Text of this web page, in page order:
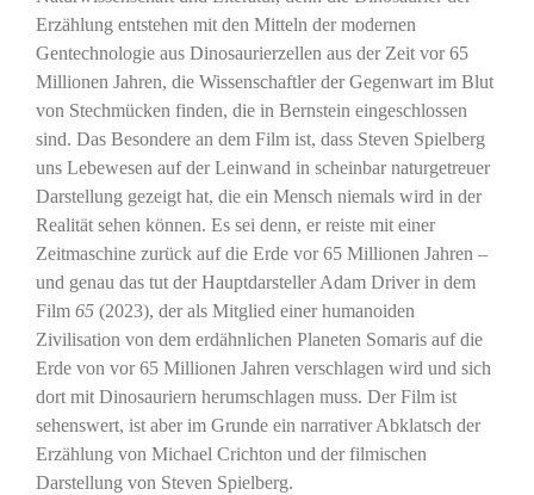
Erzählung entstehen mit den Mitteln der modernen
Gentechnologie aus Dinosaurierzellen aus der Zeit vor 65
Millionen Jahren, die Wissenschaftler der Gegenwart im Blut
von Stechmücken finden, die in Bernstein eingeschlossen
sind. Das Besondere an dem Film ist, dass Steven Spielberg
uns Lebewesen auf der Leinwand in scheinbar naturgetreuer
Darstellung gezeigt hat, die ein Mensch niemals wird in der
Realität sehen können. Es sei denn, er reiste mit einer
Zeitmaschine zurück auf die Erde vor 65 Millionen Jahren –
und genau das tut der Hauptdarsteller Adam Driver in dem
Film 65(2023), der als Mitglied einer humanoiden
Zivilisation von dem erdähnlichen Planeten Somaris auf die
Erde von vor 65 Millionen Jahren verschlagen wird und sich
dort mit Dinosauriern herumschlagen muss. Der Film ist
sehenswert, ist aber im Grunde ein narrativer Abklatsch der
Erzählung von Michael Crichton und der filmischen
Darstellung von Steven Spielberg.